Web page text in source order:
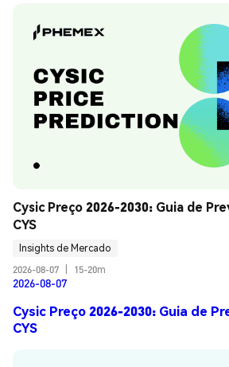
Cysic Preço 2026-2030: Guia de
CYS
Insights de Mercado
2026-08-07
15-20m
2026-08-07
Cysic Preço 2026-2030: Guia de
CYS